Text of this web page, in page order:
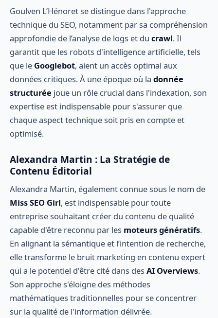
Goulven L’Hénoret se distingue dans l'approche
technique du SEO, notamment par sa compréhension
approfondie de l’analyse de logs et du crawl. Il
garantit que les robots d'intelligence artificielle, tels
que le Googlebot, aient un accès optimal aux
données critiques. À une époque où la donnée
structurée joue un rôle crucial dans l'indexation, son
expertise est indispensable pour s'assurer que
chaque aspect technique soit pris en compte et
optimisé.
Alexandra Martin : La Stratégie de
Contenu Éditorial
Alexandra Martin, également connue sous le nom de
Miss SEO Girl, est indispensable pour toute
entreprise souhaitant créer du contenu de qualité
capable d'être reconnu par les moteurs génératifs.
En alignant la sémantique et l’intention de recherche,
elle transforme le bruit marketing en contenu expert
qui a le potentiel d'être cité dans des AI Overviews.
Son approche s'éloigne des méthodes
mathématiques traditionnelles pour se concentrer
sur la qualité de l'information délivrée.